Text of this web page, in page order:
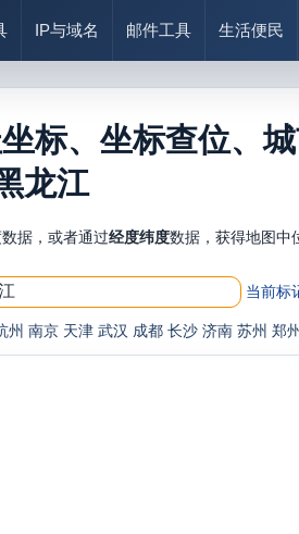
IP与域名 邮件工具 生活便民
标、坐标查位、
龙江
据，或者通过经度纬度数据，获得地图中
当前标
州 南京 天津 武汉 成都 长沙 济南 苏州 郑